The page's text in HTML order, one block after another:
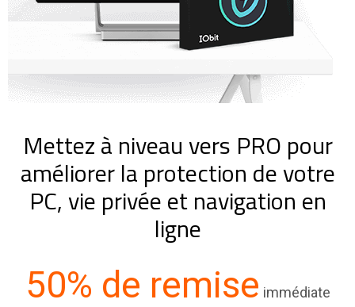
Mettez à niveau vers PRO pour
améliorer la protection de votre
PC, vie privée et navigation en
ligne
50% de remise immédiate